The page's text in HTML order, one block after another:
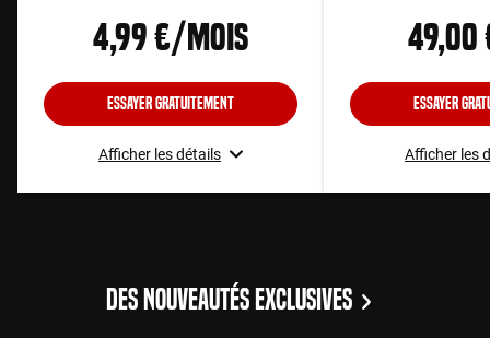
4,99 €/mois
Essayer gratuitement
Afficher les détails
Essayer
Afficher les
DES NOUVEAUTÉS EXCLUSIVES